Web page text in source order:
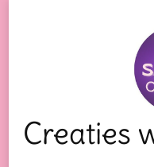
Creaties